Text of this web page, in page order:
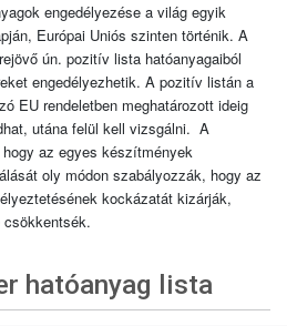
engedélyezése a világ egyik
Európai Uniós szinten történik. A
ún. pozitív lista hatóanyagaiból
engedélyezhetik. A pozitív listán a
EU rendeletben meghatározott ideig
utána felül kell vizsgálni. A
az egyes készítmények
oly módon szabályozzák, hogy az
kockázatát kizárják,
csökkentsék.
hatóanyag lista